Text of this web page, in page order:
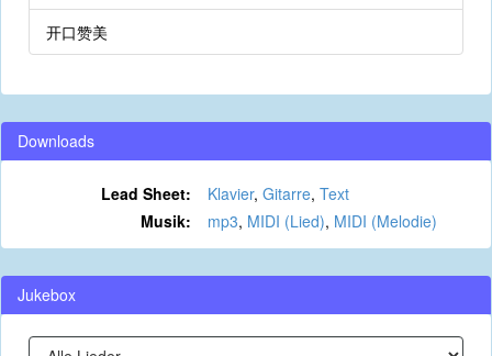
开口赞美
Downloads
Lead Sheet: Klavier, Gitarre, Text
Musik:
mp3, MIDI (Lied), MIDI (Melodie)
Jukebox